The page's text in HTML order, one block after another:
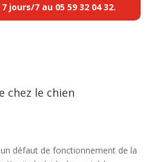
jours/7 au 05 59 32 04 32.
chez le chien
défaut de fonctionnement de la